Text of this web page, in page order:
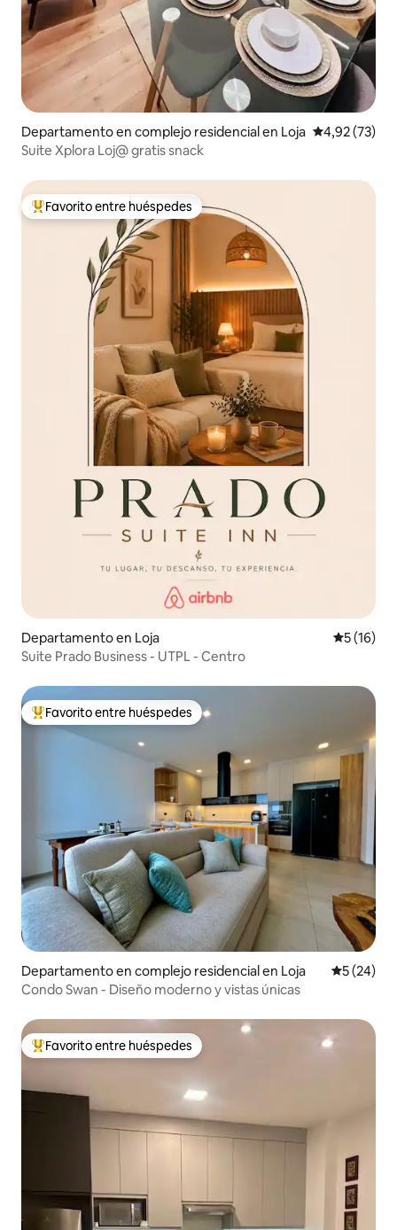
Departamento en complejo residencial en Loja Calificación
4,92 (73)
Suite Xplora Loj@ gratis snack
Favorito entre los huéspedes más destacados
Favorito entre huéspedes
Departamento en Loja
5 (16)
Suite Prado Business - UTPL - Centro
Favorito entre los huéspedes más destacados
Favorito entre huéspedes
Departamento en complejo residencial en Loja
5 (24)
Condo Swan - Diseño moderno y vistas únicas
Favorito entre los huéspedes más destacados
Favorito entre huéspedes